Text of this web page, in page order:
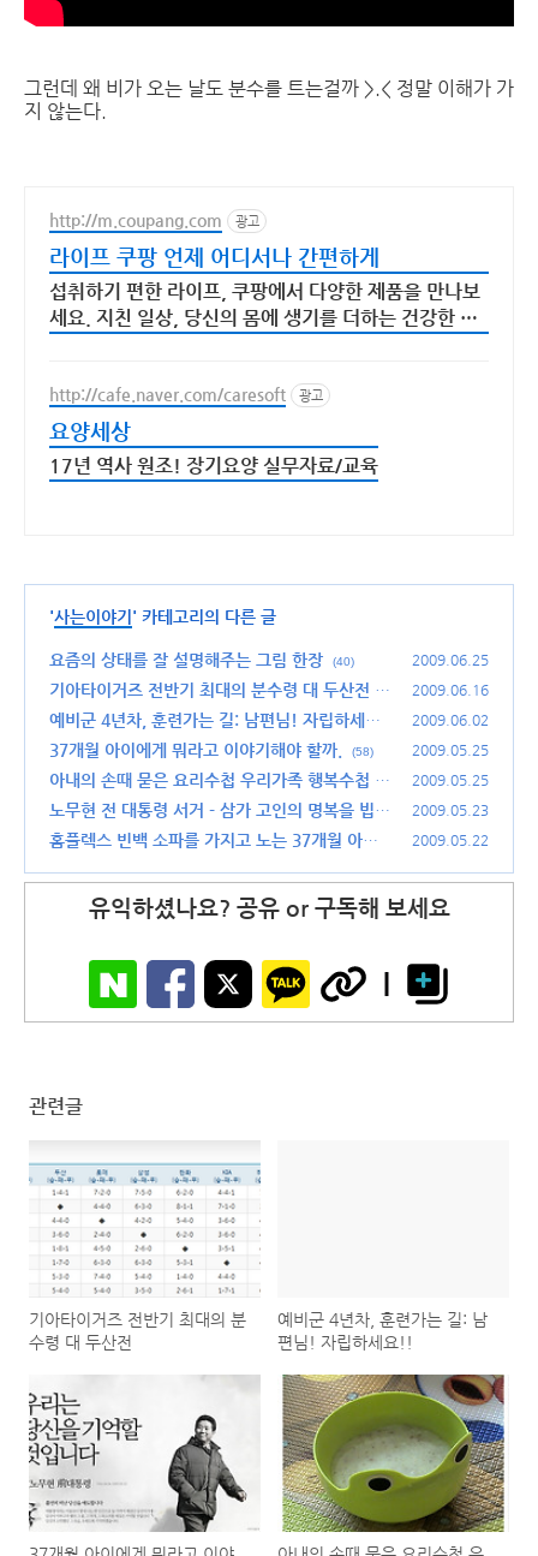
그런데 왜 비가 오는 날도 분수를 트는걸까 >.< 정말 이해가 가
지 않는다.
http://m.coupang.com 광고
라이프 쿠팡 언제 어디서나 간편하게
섭취하기 편한 라이프, 쿠팡에서 다양한 제품을 만나보
세요. 지친 일상, 당신의 몸에 생기를 더하는 건강한 선
http://cafe.naver.com/caresoft 광고
요양세상
17년 역사 원조! 장기요양 실무자료/교육
'사는이야기 ' 카테고리의 다른 글
요즘의 상태를 잘 설명해주는 그림 한장 (40) 2009.06.25
기아타이거즈 전반기 최대의 분수령 대 두산전
(1
6)
2009.06.16
예비군 4년차, 훈련가는 길: 남편님! 자립하세
요!!
(67)
2009.06.02
37개월 아이에게 뭐라고 이야기해야 할까. (58) 2009.05.25
아내의 손때 묻은 요리수첩 우리가족 행복수첩
(8)
2009.05.25
노무현 전 대통령 서거 - 삼가 고인의 명복을 빕니
다.
(34)
2009.05.23
홈플렉스 빈백 소파를 가지고 노는 37개월 아이 2009.05.22
유익하셨나요? 공유 or 구독해 보세요
관련글
기아타이거즈 전반기 최대의 분
수령 대 두산전
예비군 4년차, 훈련가는 길: 남
편님! 자립하세요!!